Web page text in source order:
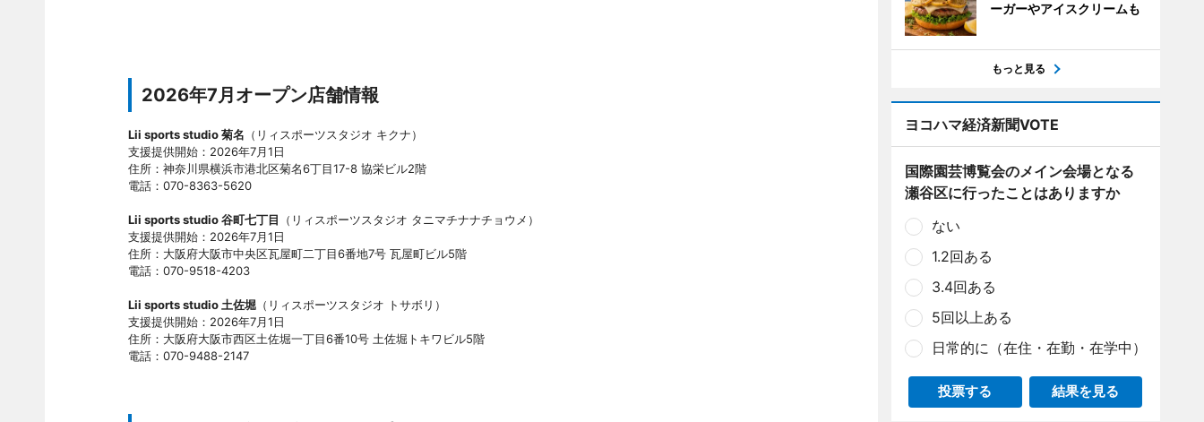
2026年7月オープン店舗情報
Lii sports studio 菊名 （リィスポーツスタジオ キクナ）
支援提供開始：2026年7月1日
住所：神奈川県横浜市港北区菊名6丁目17-8 協栄ビル2階
電話：070-8363-5620
Lii sports studio 谷町七丁目 （リィスポーツスタジオ タニマチナナチョウメ）
支援提供開始：2026年7月1日
住所：大阪府大阪市中央区瓦屋町二丁目6番地7号 瓦屋町ビル5階
電話：070-9518-4203
Lii sports studio 土佐堀（リィスポーツスタジオ トサボリ）
支援提供開始：2026年7月1日
住所：大阪府大阪市西区土佐堀一丁目6番10号 土佐堀トキワビル5階
電話：070-9488-2147
ーガーやアイスクリームも
もっと見る
ヨコハマ経済新聞VOTE
国際園芸博覧会のメイン会場となる
瀬谷区に行ったことはありますか
ない
1.2回ある
3.4回ある
5回以上ある
日常的に（在住・在勤・在学中）
投票する 結果を見る